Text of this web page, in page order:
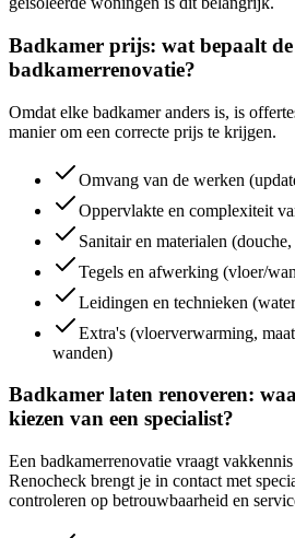
Badkamer prijs: wat bepaalt
badkamerrenovatie?
Omdat elke badkamer anders is, is
manier om een correcte prijs te krijgen.
Omvang van de werken
Oppervlakte en complexiteit
Sanitair en materialen
Tegels en afwerking (vloer/
Leidingen en technieken
Extra's (vloerverwarming,
wanden)
Badkamer laten renoveren:
kiezen van een specialist?
Een badkamerrenovatie vraagt
Renocheck brengt je in contact met
controleren op betrouwbaarheid en